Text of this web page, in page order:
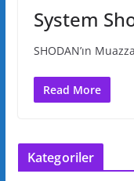
System
SHODAN’ın
Read More
Kategoriler